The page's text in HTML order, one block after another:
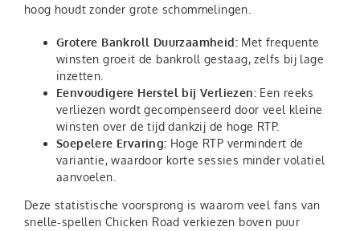
hoog houdt zonder grote schommelingen.
Grotere Bankroll Duurzaamheid: Met frequente
winsten groeit de bankroll gestaag, zelfs bij lage
inzetten.
Eenvoudigere Herstel bij Verliezen: Een reeks
verliezen wordt gecompenseerd door veel kleine
winsten over de tijd dankzij de hoge RTP.
Soepelere Ervaring: Hoge RTP vermindert de
variantie, waardoor korte sessies minder volatiel
aanvoelen.
Deze statistische voorsprong is waarom veel fans van
snelle‑spellen Chicken Road verkiezen boven puur